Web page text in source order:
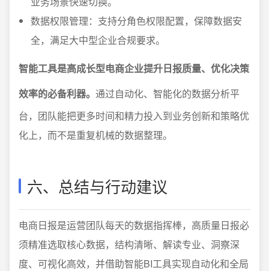
数据权限管理：支持分角色权限配置，保障数据安
全，满足大中型企业合规要求。
智能工具是高成长型电商企业提升日报质量、优化决策
效率的必备利器。 通过自动化、智能化的数据分析平
台，团队能把更多时间和精力投入到业务创新和策略优
化上，而不是重复机械的数据整理。
六、总结与行动建议
电商日报是运营团队每天的数据指挥棒，高质量日报必
须精准选取核心数据，结构清晰、解读专业、洞察深
度、可视化高效，并借助智能BI工具实现自动化和全局